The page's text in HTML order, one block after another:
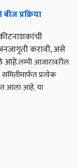
प्रक्रिया
करावी, असे
आहे.लम्पी आजारावरील
प्रत्येक
आला आहे. या